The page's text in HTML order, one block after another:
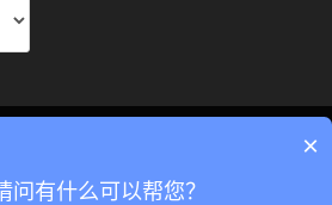
关于我们 联系我们
×
问有什么可以帮您？